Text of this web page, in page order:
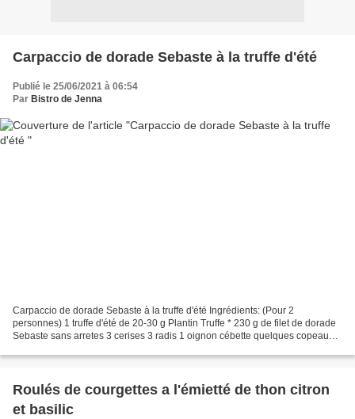
Carpaccio de dorade Sebaste à la truffe d'été
Publié le 25/06/2021 à 06:54
Par Bistro de Jenna
Carpaccio de dorade Sebaste à la truffe d'été Ingrédients: (Pour 2
personnes) 1 truffe d'été de 20-30 g Plantin Truffe * 230 g de filet de dorade
Sebaste sans arretes 3 cerises 3 radis 1 oignon cébette quelques copeaux
Roulés de courgettes a l'émietté de thon citron
et basilic